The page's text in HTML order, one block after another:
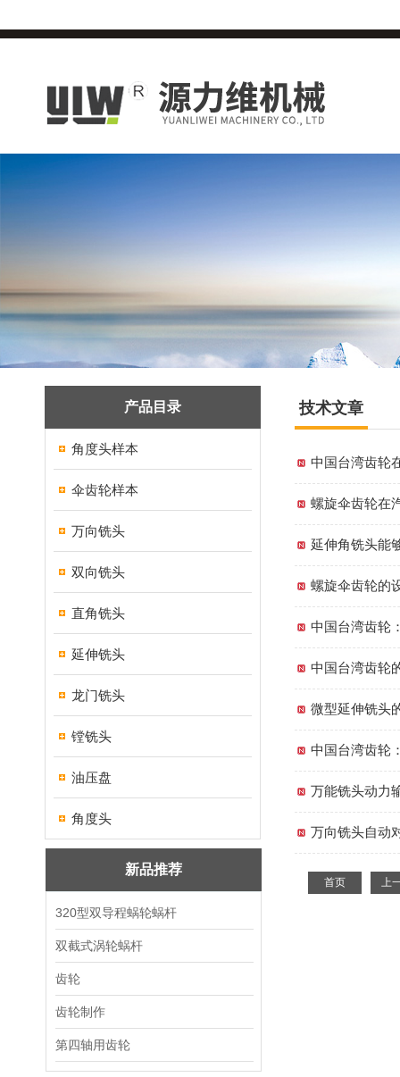
产品目录
角度头样本
伞齿轮样本
万向铣头
双向铣头
直角铣头
延伸铣头
龙门铣头
镗铣头
油压盘
角度头
新品推荐
320型双导程蜗轮蜗杆
双截式涡轮蜗杆
齿轮
齿轮制作
第四轴用齿轮
技术文章
中国台湾齿轮
螺旋伞齿轮在
延伸角铣头能
螺旋伞齿轮的
中国台湾齿轮
中国台湾齿轮
微型延伸铣头
中国台湾齿轮
万能铣头动力
万向铣头自动
首页 上